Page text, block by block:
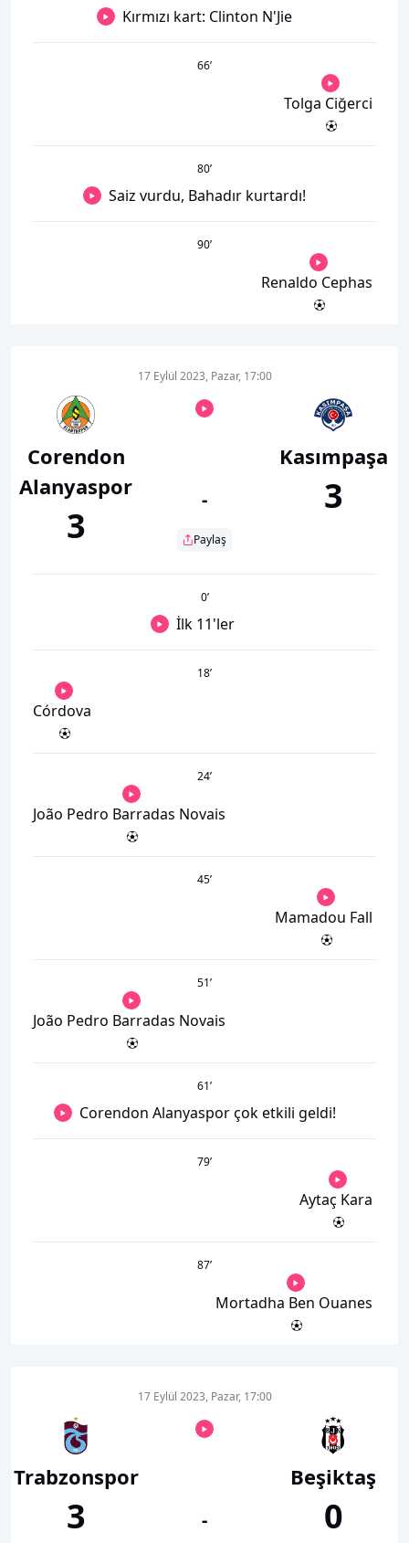
Kırmızı kart: Clinton N'Jie
66’
Tolga Ciğerci
80’
Saiz vurdu, Bahadır kurtardı!
90’
Renaldo Cephas
Corendon
Alanyaspor
3
17 Eylül 2023, Pazar, 17:00
-
Paylaş
Kasımpaşa
3
0’
İlk 11'ler
18’
Córdova
24’
João Pedro Barradas Novais
45’
Mamadou Fall
51’
João Pedro Barradas Novais
61’
Corendon Alanyaspor çok etkili geldi!
79’
Aytaç Kara
87’
Mortadha Ben Ouanes
Trabzonspor
3
17 Eylül 2023, Pazar, 17:00
-
Beşiktaş
0